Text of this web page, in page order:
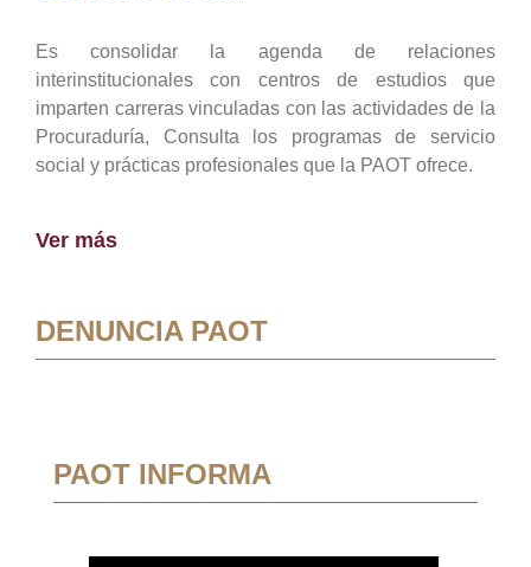
Es consolidar la agenda de relaciones
interinstitucionales con centros de estudios que
imparten carreras vinculadas con las actividades de la
Procuraduría, Consulta los programas de servicio
social y prácticas profesionales que la PAOT ofrece.
Ver más
DENUNCIA PAOT
PAOT INFORMA